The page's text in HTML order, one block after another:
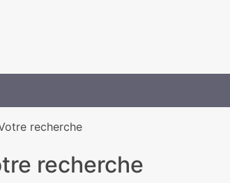
recherche
recherche